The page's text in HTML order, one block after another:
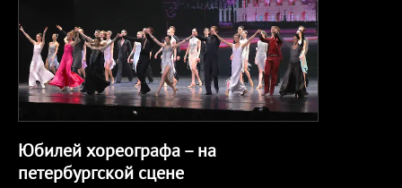
Юбилей хореографа – на
петербургской сцене